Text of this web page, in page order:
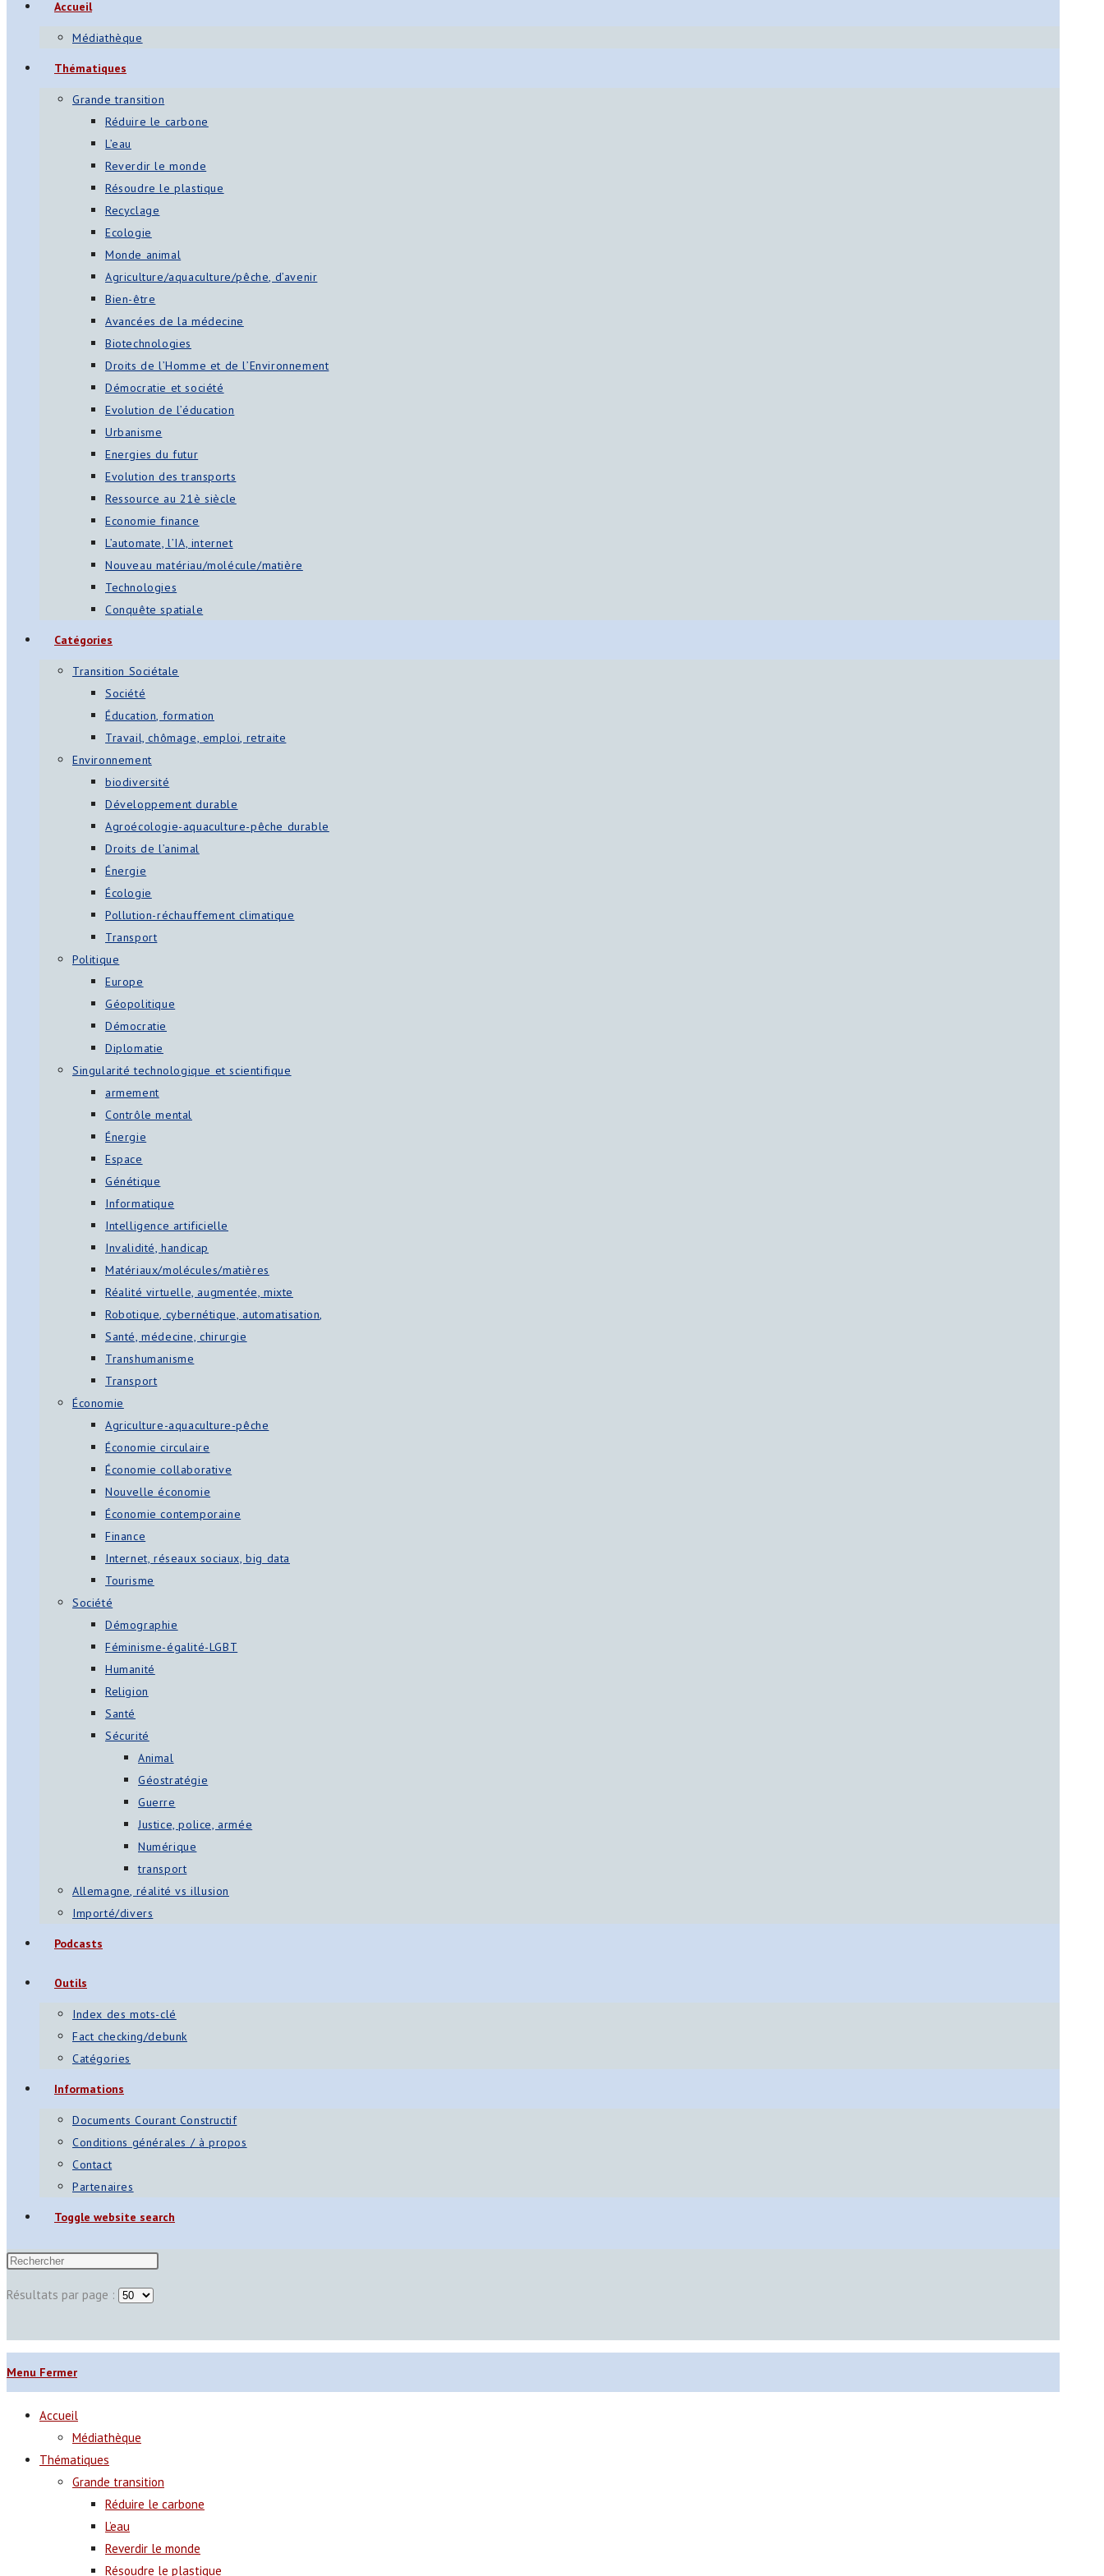
Accueil
Médiathèque
Thématiques
Grande transition
Réduire le carbone
L’eau
Reverdir le monde
Résoudre le plastique
Recyclage
Ecologie
Monde animal
Agriculture/aquaculture/pêche, d’avenir
Bien-être
Avancées de la médecine
Biotechnologies
Droits de l’Homme et de l’Environnement
Démocratie et société
Evolution de l’éducation
Urbanisme
Energies du futur
Evolution des transports
Ressource au 21è siècle
Economie finance
L’automate, l’IA, internet
Nouveau matériau/molécule/matière
Technologies
Conquête spatiale
Catégories
Transition Sociétale
Société
Éducation, formation
Travail, chômage, emploi, retraite
Environnement
biodiversité
Développement durable
Agroécologie-aquaculture-pêche durable
Droits de l’animal
Énergie
Écologie
Pollution-réchauffement climatique
Transport
Politique
Europe
Géopolitique
Démocratie
Diplomatie
Singularité technologique et scientifique
armement
Contrôle mental
Énergie
Espace
Génétique
Informatique
Intelligence artificielle
Invalidité, handicap
Matériaux/molécules/matières
Réalité virtuelle, augmentée, mixte
Robotique, cybernétique, automatisation,
Santé, médecine, chirurgie
Transhumanisme
Transport
Économie
Agriculture-aquaculture-pêche
Économie circulaire
Économie collaborative
Nouvelle économie
Économie contemporaine
Finance
Internet, réseaux sociaux, big data
Tourisme
Société
Démographie
Féminisme-égalité-LGBT
Humanité
Religion
Santé
Sécurité
Animal
Géostratégie
Guerre
Justice, police, armée
Numérique
transport
Allemagne, réalité vs illusion
Importé/divers
Podcasts
Outils
Index des mots-clé
Fact checking/debunk
Catégories
Informations
Documents Courant Constructif
Conditions générales / à propos
Contact
Partenaires
Toggle website search
Résultats par page :
Menu Fermer
Accueil
Médiathèque
Thématiques
Grande transition
Réduire le carbone
L’eau
Reverdir le monde
Résoudre le plastique